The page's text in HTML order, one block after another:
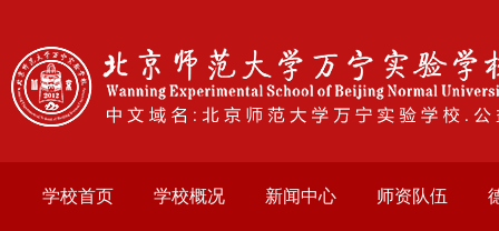
学校首页 学校概况 新闻中心 师资队伍